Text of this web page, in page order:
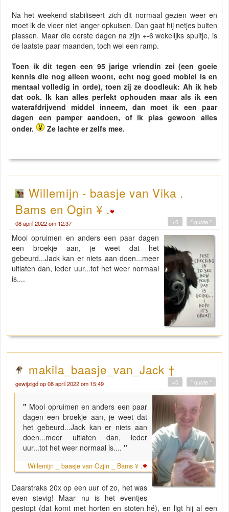
Na het weekend stabiliseert zich dit normaal gezien weer en
moet ik de vloer niet langer opkuisen. Dan gaat hij netjes buiten
plassen. Maar die eerste dagen na zijn +-6 wekelijks spuitje, is
de laatste paar maanden, toch wel een ramp.
Toen ik dit tegen een 95 jarige vriendin zei (een goeie
kennis die nog alleen woont, echt nog goed mobiel is en
mentaal volledig in orde), toen zij ze doodleuk: Ah ik heb
dat ook. Ik kan alles perfekt ophouden maar als ik een
waterafdrijvend middel inneem, dan moet ik een paar
dagen een pamper aandoen, of ik plas gewoon alles
onder.
Ze lachte er zelfs mee.
Willemijn - baasje van Vika .
Bams en Ogin ¥ .
08 april 2022 om 12:37 " quote "
+0
Mooi opruimen en anders een paar dagen
een broekje aan, je weet dat het
gebeurd...Jack kan er niets aan doen...meer
uitlaten dan, ieder uur...tot het weer normaal
is....
makila_baasje_van_Jack †
gewijzigd op 08 april 2022 om 15:49 " quote "
+0
" Mooi opruimen en anders een paar
dagen een broekje aan, je weet dat
het gebeurd...Jack kan er niets aan
doen...meer uitlaten dan, ieder
uur...tot het weer normaal is.... "
Willemijn _ baasje van Ozjin _ Bams ¥ .
Daarstraks 20x op een uur of zo, het was
even stevig! Maar nu is het eventjes
gestopt (dat komt met horten en stoten hé), en ligt hij al een